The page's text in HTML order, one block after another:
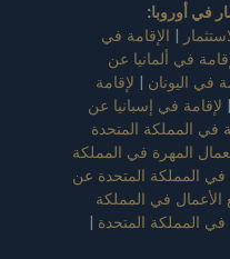
في أوروبا:
| الإقامة في
في ألمانيا عن
في اليونان | لإقامة
| لإقامة في إسبانيا عن
في المملكة المتحدة
المهرة في المملكة
في المملكة المتحدة عن
الأعمال في المملكة
في المملكة المتحدة |